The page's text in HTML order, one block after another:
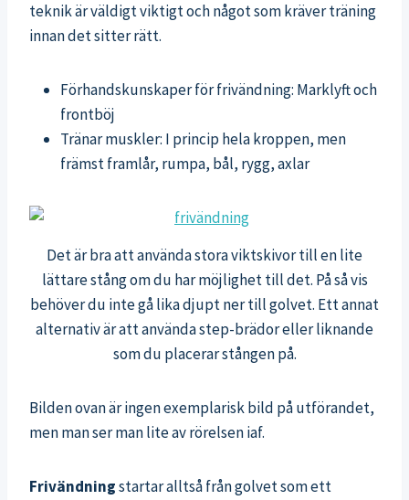
teknik är väldigt viktigt och något som kräver träning
innan det sitter rätt.
Förhandskunskaper för frivändning: Marklyft och
frontböj
Tränar muskler: I princip hela kroppen, men
främst framlår, rumpa, bål, rygg, axlar
Det är bra att använda stora viktskivor till en lite
lättare stång om du har möjlighet till det. På så vis
behöver du inte gå lika djupt ner till golvet. Ett annat
alternativ är att använda step-brädor eller liknande
som du placerar stången på.
Bilden ovan är ingen exemplarisk bild på utförandet,
men man ser man lite av rörelsen iaf.
Frivändningstartar alltså från golvet som ett